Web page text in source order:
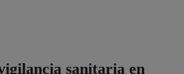
sanitaria en